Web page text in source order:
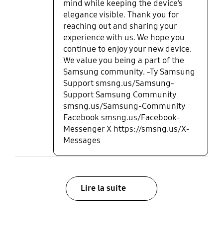
mind while keeping the device’s
elegance visible. Thank you for
reaching out and sharing your
experience with us. We hope you
continue to enjoy your new device.
We value you being a part of the
Samsung community. -Ty Samsung
Support smsng.us/Samsung-
Support Samsung Community
smsng.us/Samsung-Community
Facebook smsng.us/Facebook-
Messenger X https://smsng.us/X-
Messages
Lire la suite